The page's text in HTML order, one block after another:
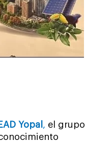
Yopal , el grupo